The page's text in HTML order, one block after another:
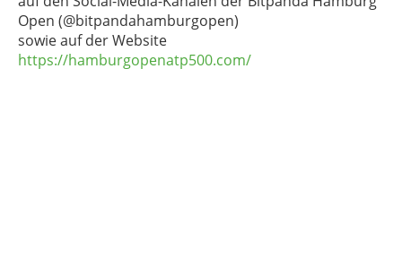
Open (@bitpandahamburgopen)
sowie auf der Website
https://hamburgopenatp500.com/